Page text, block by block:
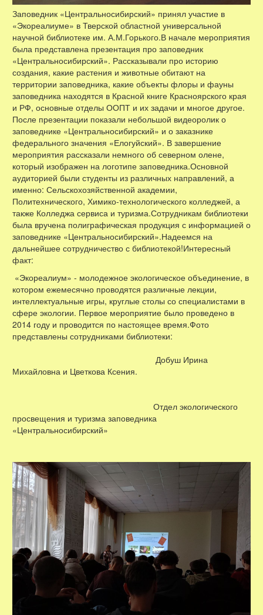
Заповедник «Центральносибирский» принял участие в
«Экореалиуме» в Тверской областной универсальной
научной библиотеке им. А.М.Горького.В начале мероприятия
была представлена презентация про заповедник
«Центральносибирский». Рассказывали про историю
создания, какие растения и животные обитают на
территории заповедника, какие объекты флоры и фауны
заповедника находятся в Красной книге Красноярского края
и РФ, основные отделы ООПТ и их задачи и многое другое.
После презентации показали небольшой видеоролик о
заповеднике «Центральносибирский» и о заказнике
федерального значения «Елогуйский». В завершение
мероприятия рассказали немного об северном олене,
который изображен на логотипе заповедника.Основной
аудиторией были студенты из различных направлений, а
именно: Сельскохозяйственной академии,
Политехнического, Химико-технологического колледжей, а
также Колледжа сервиса и туризма.Сотрудникам библиотеки
была вручена полиграфическая продукция с информацией о
заповеднике «Центральносибирский».Надеемся на
дальнейшее сотрудничество с библиотекой!Интересный
факт:
«Экореалиум» - молодежное экологическое объединение, в
котором ежемесячно проводятся различные лекции,
интеллектуальные игры, круглые столы со специалистами в
сфере экологии. Первое мероприятие было проведено в
2014 году и проводится по настоящее время.Фото
представлены сотрудниками библиотеки:
Добуш Ирина
Михайловна и Цветкова Ксения.
Отдел экологического
просвещения и туризма заповедника
«Центральносибирский»